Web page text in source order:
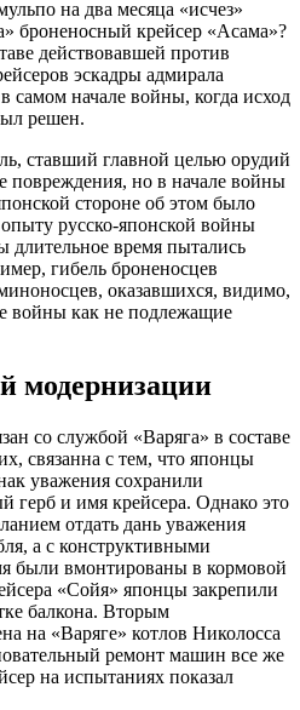
на два месяца «исчез»
броненосный крейсер «Асама»?
действовавшей против
эскадры адмирала
начале войны, когда исход
решен.
ставший главной целью орудий
повреждения, но в начале войны
стороне об этом было
русско-японской войны
длительное время пытались
гибель броненосцев
оказавшихся, видимо,
войны как не подлежащие
модернизации
со службой «Варяга» в составе
связанна с тем, что японцы
уважения сохранили
герб и имя крейсера. Однако это
отдать дань уважения
а с конструктивными
были вмонтированы в кормовой
«Сойя» японцы закрепили
балкона. Вторым
на «Варяге» котлов Николосса
ремонт машин все же
на испытаниях показал